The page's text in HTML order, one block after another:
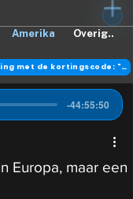
Amerika Overig..
Profiteer nu van 50% korting met de kortingscode: "DANK"
-44:55:50
Europa, maar een